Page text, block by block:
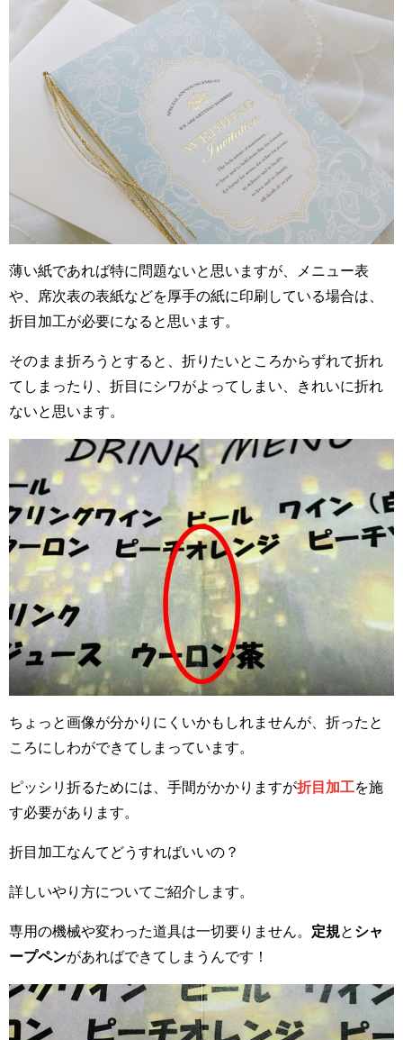
薄い紙であれば特に問題ないと思いますが、メニュー表
や、席次表の表紙などを厚手の紙に印刷している場合は、
折目加工が必要になると思います。
そのまま折ろうとすると、折りたいところからずれて折れ
てしまったり、折目にシワがよってしまい、きれいに折れ
ないと思います。
ちょっと画像が分かりにくいかもしれませんが、折ったと
ころにしわができてしまっています。
ピッシリ折るためには、手間がかかりますが折目加工を施
す必要があります。
折目加工なんてどうすればいいの？
詳しいやり方についてご紹介します。
専用の機械や変わった道具は一切要りません。 定規と シャ
ープペンがあればできてしまうんです！